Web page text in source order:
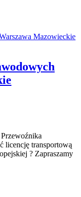
Mazowieckie
licencję transportową
? Zapraszamy